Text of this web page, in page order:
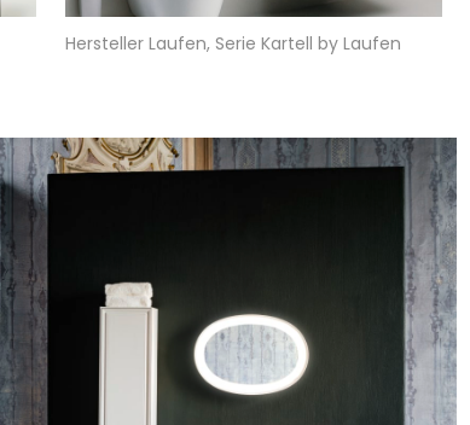
Hersteller Laufen, Serie Kartell by Laufen